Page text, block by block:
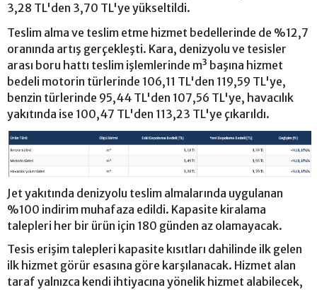
3,28 TL'den 3,70 TL'ye yükseltildi.
Teslim alma ve teslim etme hizmet bedellerinde de %12,7
oranında artış gerçekleşti. Kara, denizyolu ve tesisler
arası boru hattı teslim işlemlerinde m³ başına hizmet
bedeli motorin türlerinde 106,11 TL'den 119,59 TL'ye,
benzin türlerinde 95,44 TL'den 107,56 TL'ye, havacılık
yakıtında ise 100,47 TL'den 113,23 TL'ye çıkarıldı.
Jet yakıtında denizyolu teslim almalarında uygulanan
%100 indirim muhafaza edildi. Kapasite kiralama
talepleri her bir ürün için 180 günden az olamayacak.
Tesis erişim talepleri kapasite kısıtları dahilinde ilk gelen
ilk hizmet görür esasına göre karşılanacak. Hizmet alan
taraf yalnızca kendi ihtiyacına yönelik hizmet alabilecek,